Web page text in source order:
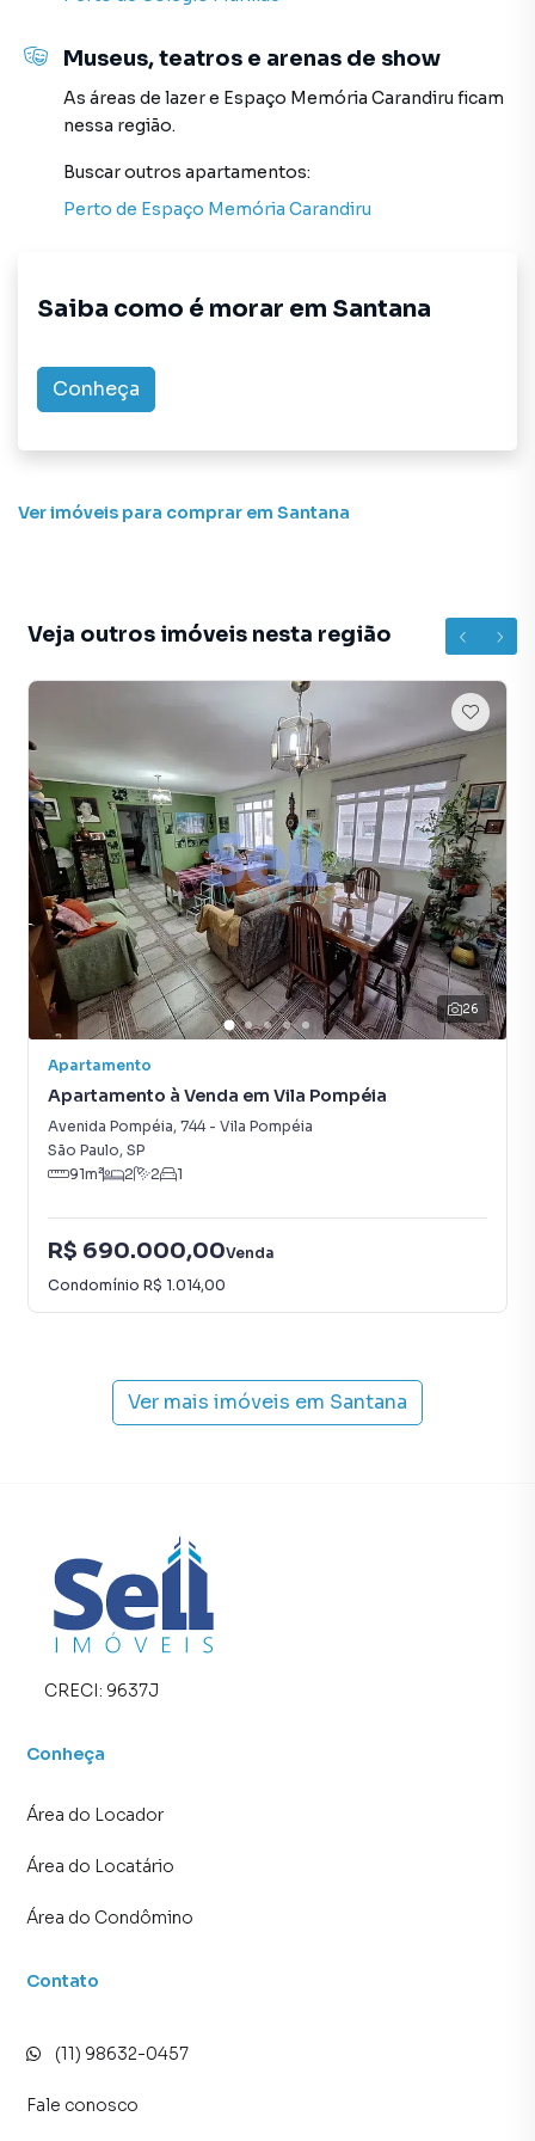
atendimento preparada para atender proprietários e
inquilinos.Museus, teatros e arenas de show
As áreas de lazere Espaço Memória Carandiru ficam
nessa região.
Buscar outros apartamentos:
Perto de Espaço Memória Carandiru
Saiba como é morar em Santana
Conheça
Ver imóveis para comprar em Santana
Veja outros imóveis nesta região
26
Apartamento
Apartamento à Venda em Vila Pompéia
Avenida Pompéia, 744- Vila Pompéia
São Paulo, SP
91m² 2 2 1
R$ 690.000,00Venda
Condomínio R$ 1.014,00
Ver mais imóveis em Santana
CRECI: 9637J
Conheça
Área do Locador
Área do Locatário
Área do Condômino
Contato
(11) 98632-0457
Fale conosco